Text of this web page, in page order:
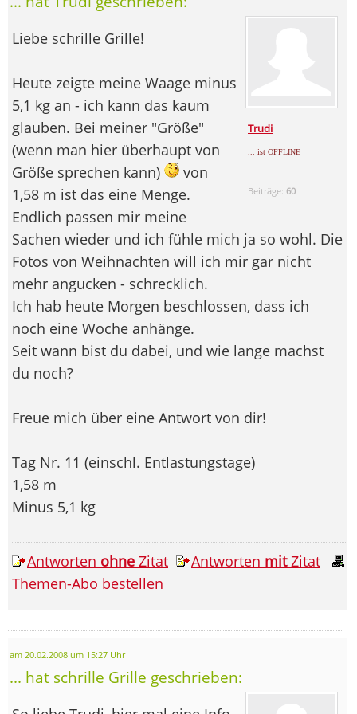
Trudi
... ist OFFLINE
Beiträge: 60
Liebe schrille Grille!
Heute zeigte meine Waage minus
5,1 kg an - ich kann das kaum
glauben. Bei meiner "Größe"
(wenn man hier überhaupt von
Größe sprechen kann)
von
1,58 m ist das eine Menge.
Endlich passen mir meine
Sachen wieder und ich fühle mich ja so wohl. Die
Fotos von Weihnachten will ich mir gar nicht
mehr angucken - schrecklich.
Ich hab heute Morgen beschlossen, dass ich
noch eine Woche anhänge.
Seit wann bist du dabei, und wie lange machst
du noch?
Freue mich über eine Antwort von dir!
Tag Nr. 11 (einschl. Entlastungstage)
1,58 m
Minus 5,1 kg
Antworten ohne Zitat Antworten mitZitat
Themen-Abo bestellen
am 20.02.2008 um 15:27 Uhr
... hat schrille Grille geschrieben: